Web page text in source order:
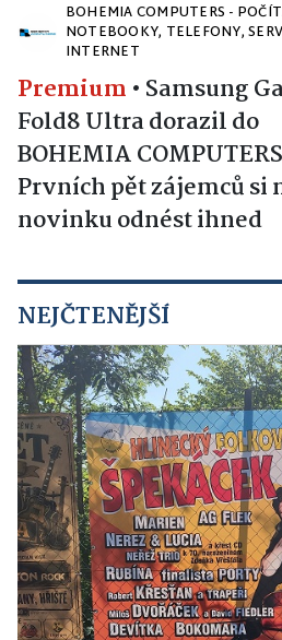
BOHEMIA COMPUTERS -
NOTEBOOKY, TELEFONY,
INTERNET
Premium • Samsung
Fold8 Ultra dorazil do
BOHEMIA
Prvních pět zájemců si
novinku odnést ihned
NEJČTENĚJŠÍ